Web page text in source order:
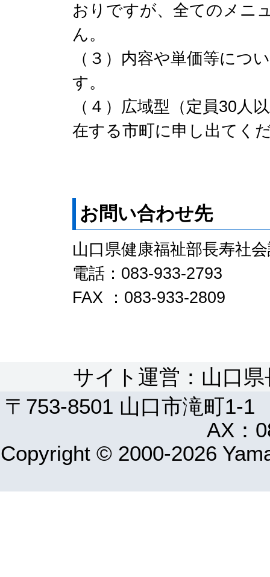
おりですが、全てのメニ
ん。
（３）内容や単価等につ
す。
（４）広域型（定員30人
在する市町に申し出てく
お問い合わせ先
山口県健康福祉部長寿社
電話：083-933-2793
FAX ：083-933-2809
サイト運営：山口
〒753-8501 山口市滝町1-
AX：
Copyright © 2000-2026